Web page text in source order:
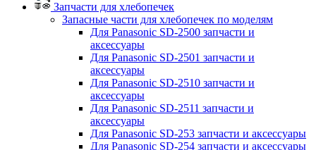
Запчасти для хлебопечек
Запасные части для хлебопечек по моделям
Для Panasonic SD-2500 запчасти и
аксессуары
Для Panasonic SD-2501 запчасти и
аксессуары
Для Panasonic SD-2510 запчасти и
аксессуары
Для Panasonic SD-2511 запчасти и
аксессуары
Для Panasonic SD-253 запчасти и аксессуары
Для Panasonic SD-254 запчасти и аксессуары